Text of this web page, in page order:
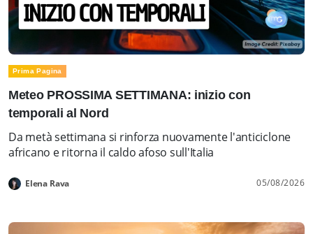
Prima Pagina
Meteo PROSSIMA SETTIMANA: inizio con
temporali al Nord
Da metà settimana si rinforza nuovamente l'anticiclone
africano e ritorna il caldo afoso sull'Italia
Elena Rava 05/08/2026